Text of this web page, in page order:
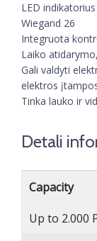
LED indikatorius
Wiegand 26
Integruota
Laiko
Gali valdyti
elektros
Tinka lauko ir
Detali
Capacity
Up to 2.000